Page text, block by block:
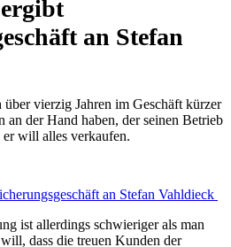
an Stefan
vierzig Jahren im Geschäft kürzer
an der Hand haben, der seinen Betrieb
will alles verkaufen.
ist allerdings schwieriger als man
dass die treuen Kunden der